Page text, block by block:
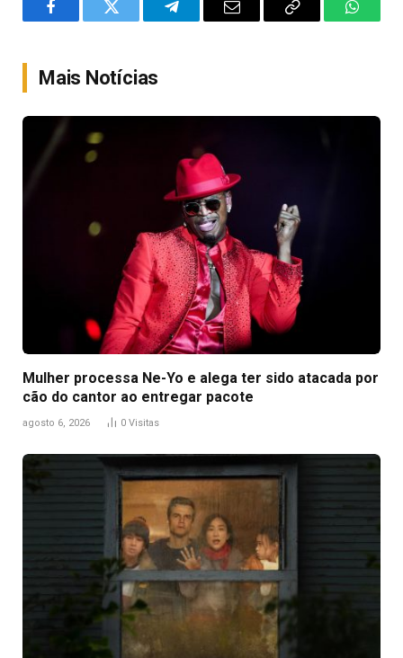
FacebookTwitter TelegramEmail
Copy
Mais Notícias
Mulher processa Ne-Yo e alega ter sido atacada por
cão do cantor ao entregar pacote
agosto 6, 2026 0 Visitas